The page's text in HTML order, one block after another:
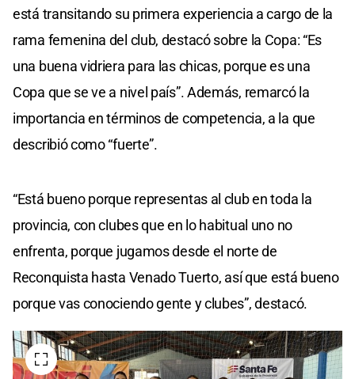
está transitando su primera experiencia a cargo de la
rama femenina del club, destacó sobre la Copa: “Es
una buena vidriera para las chicas, porque es una
Copa que se ve a nivel país”. Además, remarcó la
importancia en términos de competencia, a la que
describió como “fuerte”.
“Está bueno porque representas al club en toda la
provincia, con clubes que en lo habitual uno no
enfrenta, porque jugamos desde el norte de
Reconquista hasta Venado Tuerto, así que está bueno
porque vas conociendo gente y clubes”, destacó.